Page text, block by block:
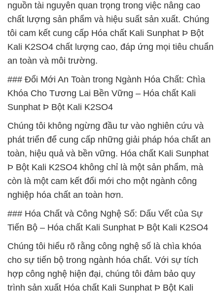
nguồn tài nguyên quan trọng trong việc nâng cao
chất lượng sản phẩm và hiệu suất sản xuất. Chúng
tôi cam kết cung cấp Hóa chất Kali Sunphat Þ Bột
Kali K2SO4 chất lượng cao, đáp ứng mọi tiêu chuẩn
an toàn và môi trường.
### Đổi Mới An Toàn trong Ngành Hóa Chất: Chìa
Khóa Cho Tương Lai Bền Vững – Hóa chất Kali
Sunphat Þ Bột Kali K2SO4
Chúng tôi không ngừng đầu tư vào nghiên cứu và
phát triển để cung cấp những giải pháp hóa chất an
toàn, hiệu quả và bền vững. Hóa chất Kali Sunphat
Þ Bột Kali K2SO4 không chỉ là một sản phẩm, mà
còn là một cam kết đổi mới cho một ngành công
nghiệp hóa chất an toàn hơn.
### Hóa Chất và Công Nghệ Số: Dấu Vết của Sự
Tiến Bộ – Hóa chất Kali Sunphat Þ Bột Kali K2SO4
Chúng tôi hiểu rõ rằng công nghệ số là chìa khóa
cho sự tiến bộ trong ngành hóa chất. Với sự tích
hợp công nghệ hiện đại, chúng tôi đảm bảo quy
trình sản xuất Hóa chất Kali Sunphat Þ Bột Kali